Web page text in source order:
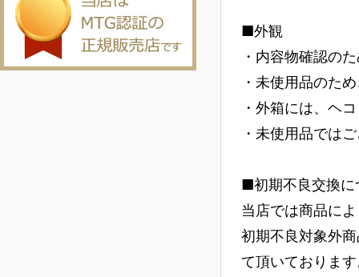
■外観
・内容物確認の
・未使用品のた
・外箱には、ヘ
・未使用品では
■初期不良交換に
当店では商品に
初期不良対象外
て頂いておりま